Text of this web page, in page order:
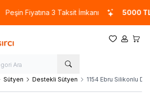
Peşin Fiyatına 3 Taksit İmkanı 5000 TL
Favorilerim
Hesabım
Sütyen Destekli Sütyen 1154 Ebru Silikonlu